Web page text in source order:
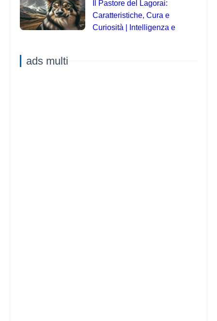
Il Pastore del Lagorai:
Caratteristiche, Cura e
Curiosità | Intelligenza e
ads multi